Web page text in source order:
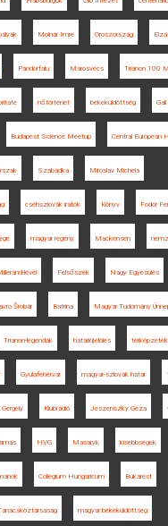
Molnár Imre Oroszország
Pándorfalu Marosvécs Trianon 100
nőtörténet békeküldöttség
Budapest Science Meetup Central European
Szabadka Miroslav Michela
csehszlovák iratok Könyv Fodor
magyar regény Mackensen
levél Felsőszék Nagy Egyesülés
Šrobár Batrina Magyar Tudomány
Trianon-legendák határkijelölés térképzetek
Gyulafehérvár magyar-szlovák határ
Klubrádió Jeszenszky Géza
HVG Masaryk kisebbségek
Collegium Hungaricum Bukarest
magyar békeküldöttség